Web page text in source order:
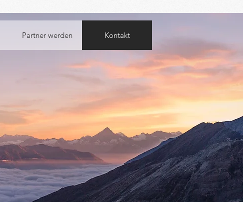
Partner werden Kontakt